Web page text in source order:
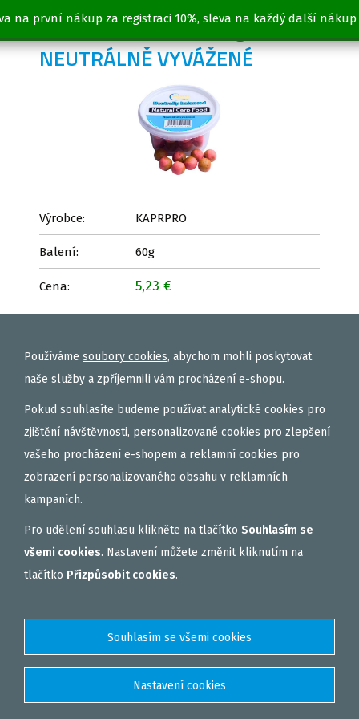
na první nákup za registraci 10%, sleva na každý další nákup
BOILIES KUKUŘICE 60g -
NEUTRÁLNĚ VYVÁŽENÉ
Výrobce: KAPRPRO
Balení: 60g
Cena: 5,23 €
Používáme soubory cookies, abychom mohli poskytovat
naše služby a zpříjemnili vám procházení e-shopu.
Pokud souhlasíte budeme používat analytické cookies pro
zjištění návštěvnosti, personalizované cookies pro zlepšení
vašeho procházení e-shopem a reklamní cookies pro
zobrazení personalizovaného obsahu v reklamních
kampaních.
Pro udělení souhlasu klikněte na tlačítko Souhlasím se
všemi cookies. Nastavení můžete změnit kliknutím na
tlačítko Přizpůsobit cookies.